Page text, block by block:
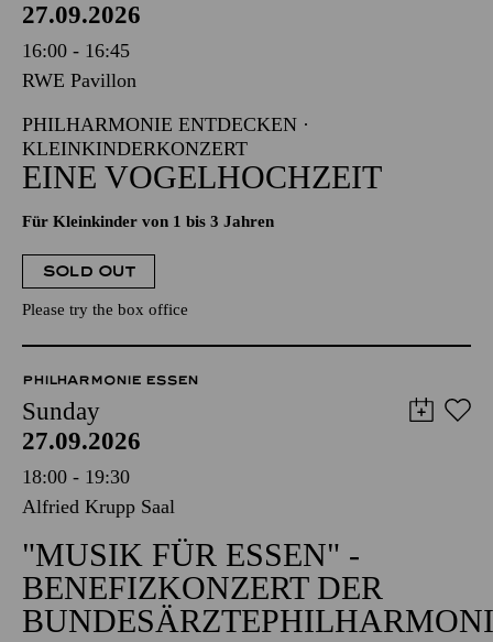
27.09.2026
16:00 - 16:45
RWE Pavillon
PHILHARMONIE ENTDECKEN ·
KLEINKINDERKONZERT
EINE VOGELHOCHZEIT
Für Kleinkinder von 1 bis 3 Jahren
SOLD OUT
Please try the box office
PHILHARMONIE ESSEN
Sunday
27.09.2026
18:00 - 19:30
Alfried Krupp Saal
"MUSIK FÜR ESSEN" -
BENEFIZKONZERT DER